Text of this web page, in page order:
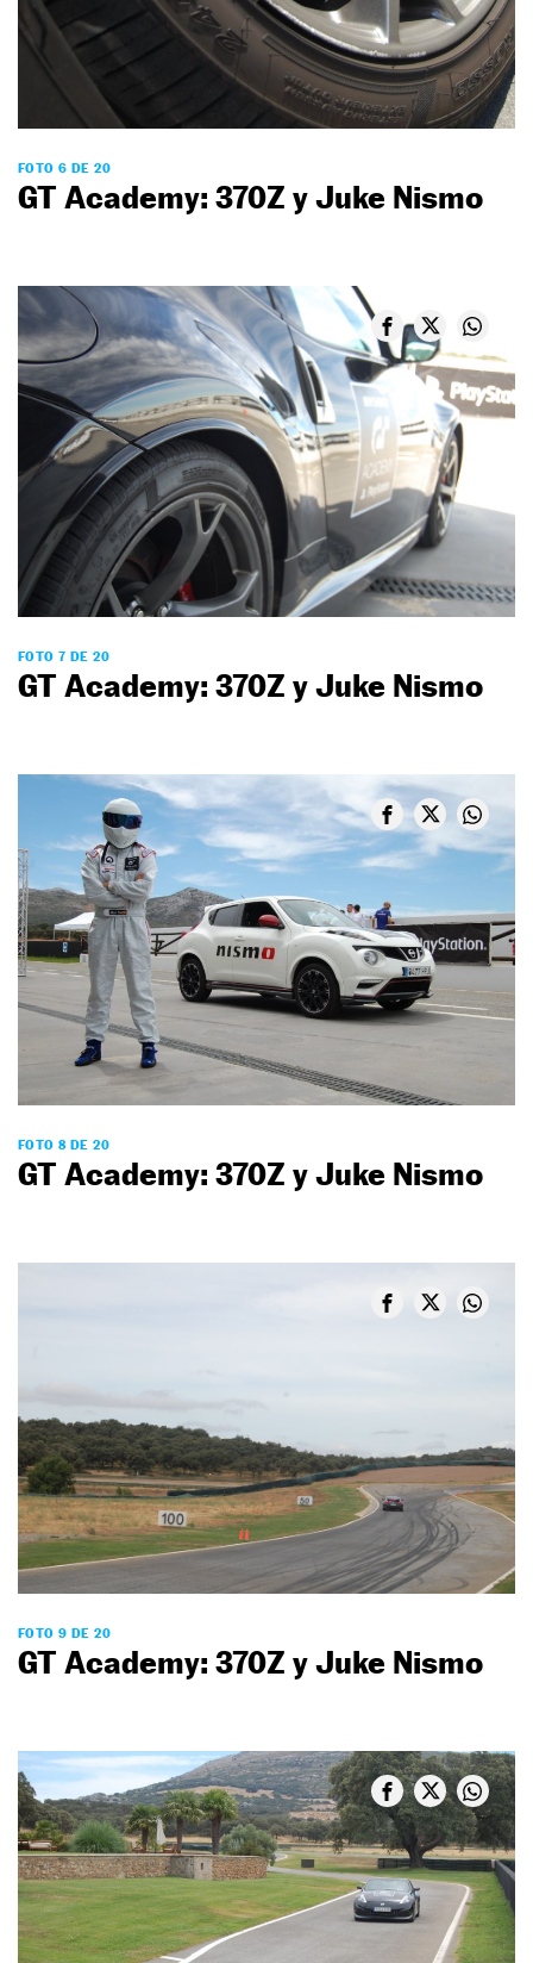
FOTO 6 DE 20
GT Academy: 370Z y Juke Nismo
FOTO 7 DE 20
GT Academy: 370Z y Juke Nismo
FOTO 8 DE 20
GT Academy: 370Z y Juke Nismo
FOTO 9 DE 20
GT Academy: 370Z y Juke Nismo